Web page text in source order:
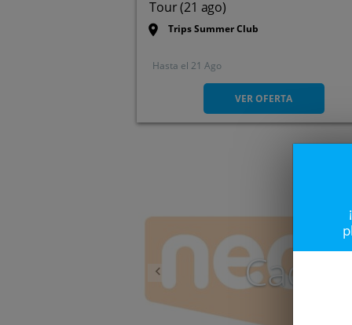
Tour (21 ago)
Trips Summer Club
Autovía de La Manga, Km 2,
30360. Cartagena. Murcia
Hasta el 21 Ago
VER OFERTA